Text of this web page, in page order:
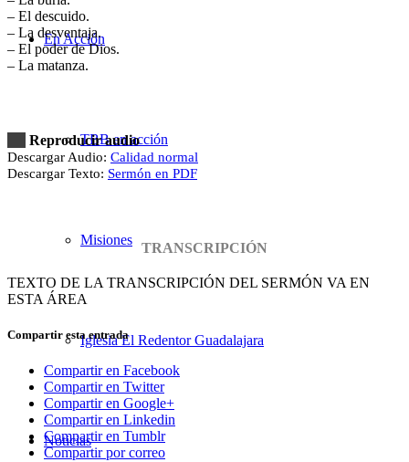
En Acción
TBB en acción
Misiones
Iglesia El Redentor Guadalajara
Noticias
– El descuido.
– La desventaja.
– El poder de Dios.
– La matanza.
Reproducir audio
Descargar Audio: Calidad normal
Descargar Texto: Sermón en PDF
TRANSCRIPCIÓN
TEXTO DE LA TRANSCRIPCIÓN DEL SERMÓN VA EN
ESTA ÁREA
Compartir esta entrada
Compartir en Facebook
Compartir en Twitter
Compartir en Google+
Compartir en Linkedin
Compartir en Tumblr
Compartir por correo